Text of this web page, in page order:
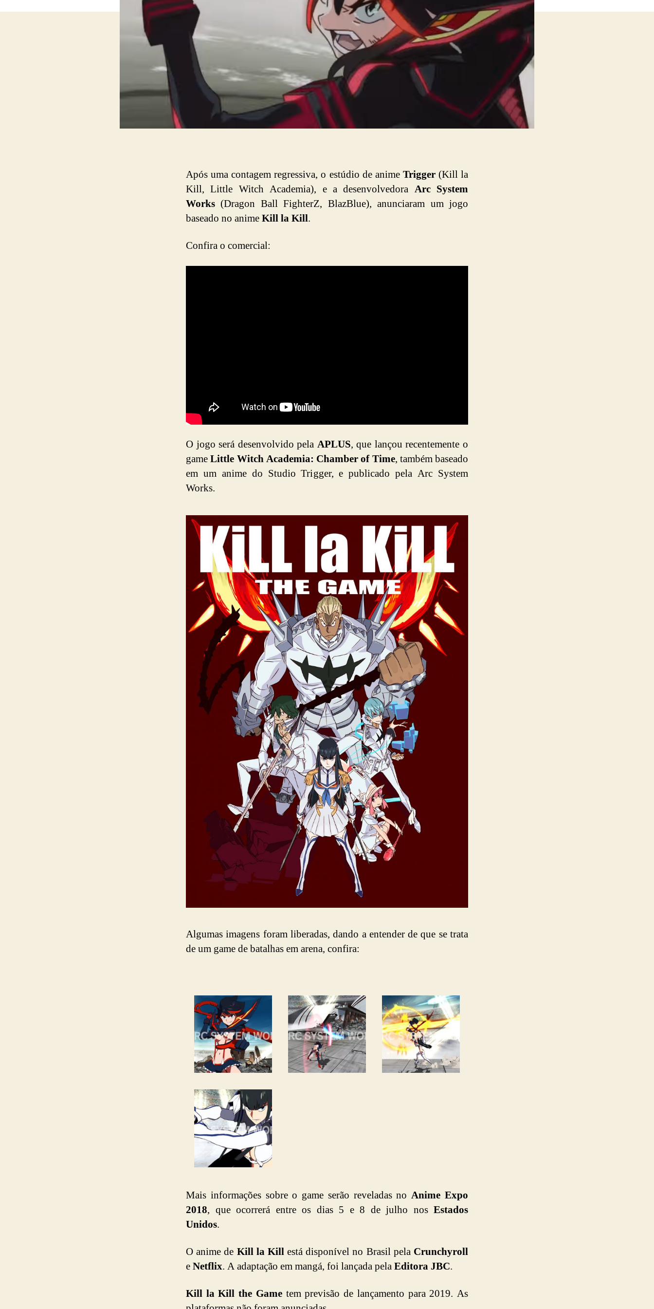
Após uma contagem regressiva, o estúdio de anime Trigger(Kill la
Kill, Little Witch Academia), e a desenvolvedora Arc System
Works (Dragon Ball FighterZ, BlazBlue), anunciaram um jogo
baseado no animeKill la Kill.
Confira o comercial:
O jogo será desenvolvido pela APLUS, que lançou recentemente o
gameLittle Witch Academia: Chamber of Time, também baseado
em um anime do Studio Trigger, e publicado pela Arc System
Works.
Algumas imagens foram liberadas, dando a entender de que se trata
de um game de batalhas em arena, confira:
Mais informações sobre o game serão reveladas noAnime Expo
2018, que ocorrerá entre os dias 5 e 8 de julho nos Estados
Unidos.
O anime de Kill la Killestá disponível no Brasil pela Crunchyroll
eNetflix. A adaptação em mangá, foi lançada pelaEditora JBC.
Kill la Kill the Gametem previsão de lançamento para 2019. As